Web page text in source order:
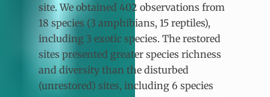
site. We obtained 402 observations from
18 species (3 amphibians, 15 reptiles),
including 3 exotic species. The restored
sites presented greater species richness
and diversity than the disturbed
(unrestored) sites, including 6 species